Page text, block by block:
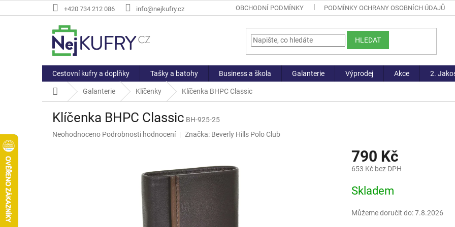
na
+420 734 212 086 info@nejkufry.cz OBCHODNÍ PODMÍNKY PODMÍNKY OCHRANY OSOBNÍCH ÚDAJŮ
HLEDAT
Cestovní kufry a doplňky Tašky a batohy Business a škola Galanterie Výprodej Akce 2.
Domů Galanterie Klíčenky Klíčenka BHPC Classic
Klíčenka BHPC Classic BH-925-25
Průměrné
Neohodnoceno Podrobnosti hodnocení Značka: Beverly Hills Polo Club
790 Kč
653 Kč bez DPH
cena:
Skladem
Můžeme doručit do:7.8.2026